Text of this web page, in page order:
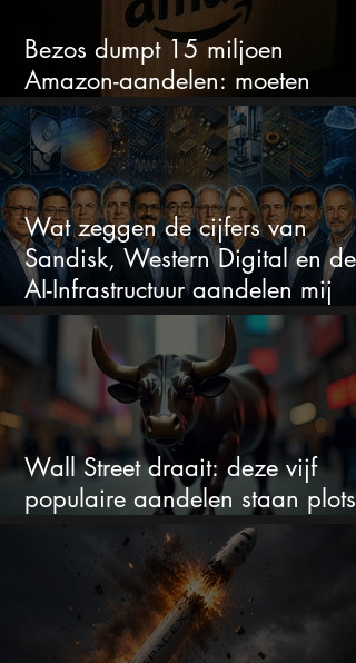
Bezos dumpt 15 miljoen
Amazon-aandelen: moeten
beleggers zich zorgen maken?
Wat zeggen de cijfers van
Sandisk, Western Digital en de
AI-Infrastructuur aandelen mij
werkelijk
Wall Street draait: deze vijf
populaire aandelen staan plots
onder spanning